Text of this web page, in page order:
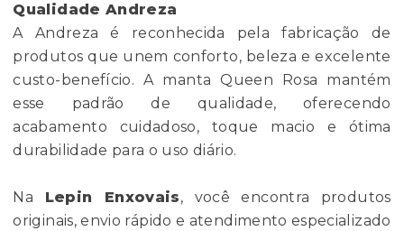
Qualidade Andreza
A Andreza é reconhecida pela fabricação de
produtos que unem conforto, beleza e excelente
custo-benefício. A manta Queen Rosa mantém
esse padrão de qualidade, oferecendo
acabamento cuidadoso, toque macio e ótima
durabilidade para o uso diário.
Na Lepin Enxovais, você encontra produtos
originais, envio rápido e atendimento especializado